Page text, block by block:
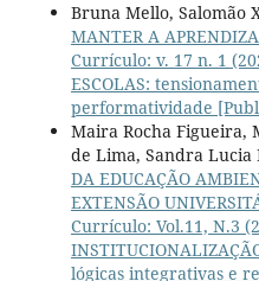
Bruna Mello, Salomão
MANTER A
Currículo: v. 17 n. 1
ESCOLAS:
performatividade
Maira Rocha Figueira,
de Lima, Sandra Lucia
DA EDUCAÇÃO
EXTENSÃO
Currículo: Vol.11, N.3
lógicas integrativas e